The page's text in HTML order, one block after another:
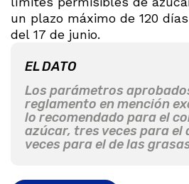
un plazo máximo de 120
del 17 de junio.
EL DATO
Los parámetros
reglamento en mención
lo recomendado para el
azúcar, tres veces para el
veces para el de las